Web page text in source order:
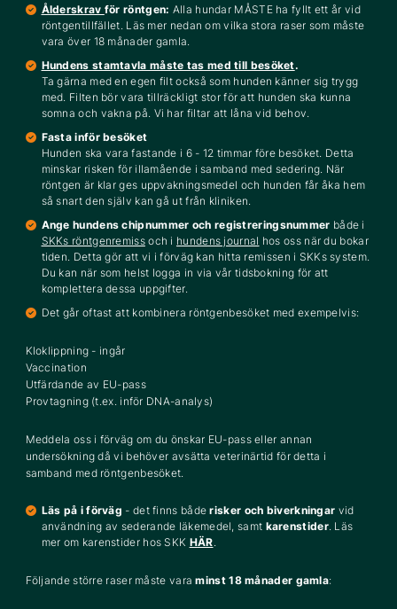
Ålderskrav för röntgen: Alla hundar MÅSTE ha fyllt ett år vid
röntgentillfället. Läs mer nedan om vilka stora raser som måste
vara över 18 månader gamla.
Hundens stamtavla måste tas med till besöket.
Ta gärna med en egen filt också som hunden känner sig trygg
med. Filten bör vara tillräckligt stor för att hunden ska kunna
somna och vakna på. Vi har filtar att låna vid behov.
Fasta inför besöket
Hunden ska vara fastande i 6 - 12 timmar före besöket. Detta
minskar risken för illamående i samband med sedering. När
röntgen är klar ges uppvakningsmedel och hunden får åka hem
så snart den själv kan gå ut från kliniken.
Ange hundens chipnummer och registreringsnummer både i
SKKs röntgenremissoch i hundens journal hos oss när du bokar
tiden. Detta gör att vi i förväg kan hitta remissen i SKKs system.
Du kan när som helst logga in via vår tidsbokning för att
komplettera dessa uppgifter.
Det går oftast att kombinera röntgenbesöket med exempelvis:
Kloklippning - ingår
Vaccination
Utfärdande av EU-pass
Provtagning (t.ex. inför DNA-analys)
Meddela oss i förväg om du önskar EU-pass eller annan
undersökning då vi behöver avsätta veterinärtid för detta i
samband med röntgenbesöket.
Läs på i förväg - det finns båderisker och biverkningar vid
användning av sederande läkemedel, samt karenstider. Läs
mer om karenstider hos SKK HÄR.
Följande större raser måste varaminst 18 månader gamla: